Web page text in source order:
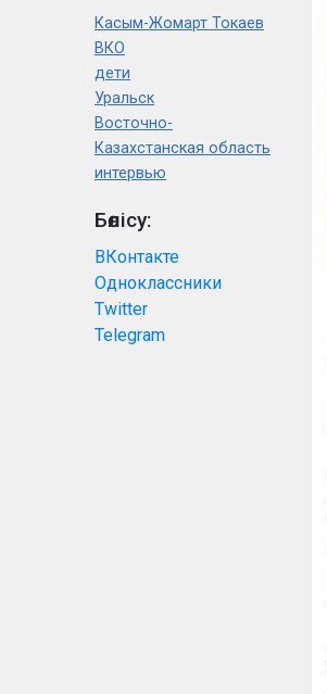
Касым-Жомарт Токаев
ВКО
дети
Уральск
Восточно-
Казахстанская область
интервью
Бөлісу:
ВКонтакте
Одноклассники
Twitter
Telegram